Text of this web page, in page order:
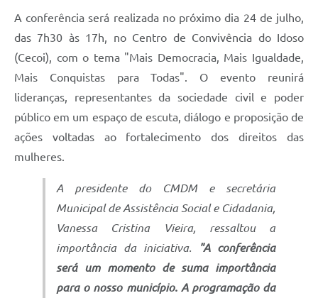
A conferência será realizada no próximo dia 24 de julho,
das 7h30 às 17h, no Centro de Convivência do Idoso
(Cecoi), com o tema "Mais Democracia, Mais Igualdade,
Mais Conquistas para Todas". O evento reunirá
lideranças, representantes da sociedade civil e poder
público em um espaço de escuta, diálogo e proposição de
ações voltadas ao fortalecimento dos direitos das
mulheres.
A presidente do CMDM e secretária
Municipal de Assistência Social e Cidadania,
Vanessa Cristina Vieira, ressaltou a
importância da iniciativa.
"A conferência
será um momento de suma importância
para o nosso município. A programação da